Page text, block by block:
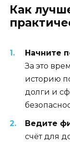
Как
Начните
За это
историю
долги и
Ведите
счёт для